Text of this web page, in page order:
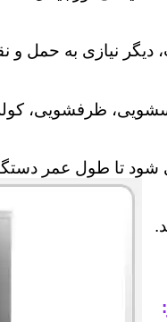
نیازی به حمل و
ظرفشویی،
تا طول عمر